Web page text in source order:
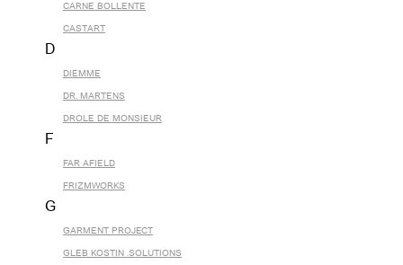
CARNE BOLLENTE
CASTART
D
DIEMME
DR. MARTENS
DROLE DE MONSIEUR
F
FAR AFIELD
FRIZMWORKS
G
GARMENT PROJECT
GLEB KOSTIN .SOLUTIONS